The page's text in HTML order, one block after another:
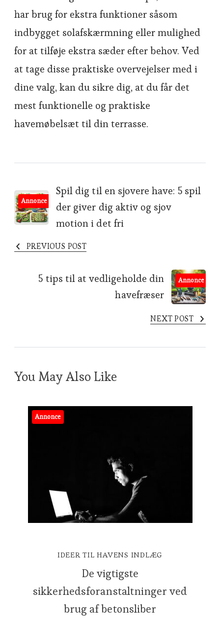
har brug for ekstra funktioner såsom
indbygget solafskærmning eller mulighed
for at tilføje ekstra sæder efter behov. Ved
at tage disse praktiske overvejelser med i
dine valg, kan du sikre dig, at du får det
mest funktionelle og praktiske
havemøbelsæt til din terrasse.
Post
Navigation
Annonce
Spil dig til en sjovere have: 5 spil
der giver dig aktiv og sjov
motion i det fri
PREVIOUS POST
Annonce
5 tips til at vedligeholde din
havefræser
NEXT POST
You May Also Like
Annonce
IDEER TIL HAVENS INDLÆG
De vigtigste
sikkerhedsforanstaltninger ved
brug af betonsliber